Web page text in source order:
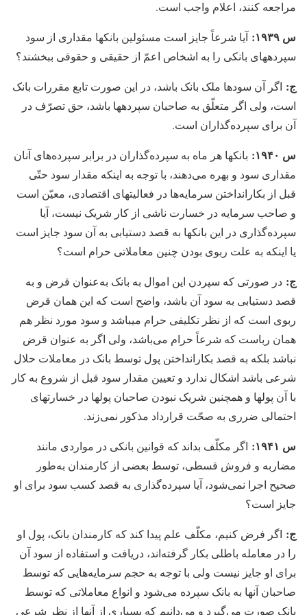
مراجعه کنند، اعلام واجب است.
س ۱۹۳۹:
آیا شرعاً جایز است مسئولین بانکها مقداری از سود
سپرده‏های بانکی را به اشخاص اعمّ از حقیقی و حقوقی ببخشند؟
ج: اگر آن سودها ملک بانک باشد، در این صورت تابع مقررات بانک
است، ولی اگر متعلّق به صاحبان سپرده‏ها باشد، حق تصرّف در
آن برای سپرده‌گذاران است.
س ۱۹۴۰:
بانکها هر ماه به سپرده‏‌گذاران در برابر سپرده‏‌های آنان
مقداری سود و بهره می‏‌دهند، با توجه به اینکه مقدار سود حتّی
قبل از بکارانداختن سرمایه‏‌ها در فعالیتهای اقتصادی، معیّن است
و صاحب سرمایه در خسارت ناشی از کار شریک نیست، آیا
سپرده‏‌گذاری در این بانکها به قصد دستیابی به آن سود جایز است
یا اینکه به علت ربوی بودن چنین معاملاتی حرام است؟
ج: در صورتی که سپردن این اموال به بانک به‌عنوان قرض و به
قصد دستیابی به سود آن باشد، واضح است که این همان قرض
ربوی است که از نظر تکلیفی حرام می‏باشد و سود مورد نظر هم
همان رباست که شرعاً حرام می‏‌باشد، ولی اگر به عنوان قرض
نباشد بلکه به قصد بکارانداختن پول توسط بانک در معاملات حلال
شرعی باشد اشکال ندارد و تعیین مقدار سود قبل از شروع به کار
با آن پولها و همچنین شریک نبودن صاحبان پولها در خسارتهای
احتمالی ضرری به صحّت‏ قرارداد مذکور نمی‏‌زند.
س ۱۹۴۱:
اگر مکلّف بداند که قوانین بانکی در مواردی مانند
مضاربه و فروش قسطی، توسط بعضی از کارمندان به‌طور
صحیح اجرا نمی‏‌شود، آیا سپرده‏‌گذاری به قصد کسب سود برای او
جایز است؟
ج: اگر فرض کنیم، مکلّف علم پیدا کند که کارمندان بانک، پول او
را در معامله باطلی بکار گرفته‏‌اند، دریافت و استفاده از سود آن
برای او جایز نیست ولی با توجه به حجم سرمایه‏‌هایی که توسط
صاحبان آنها به بانک سپرده می‏‌شود و انواع معاملاتی که توسط
بانک صورت می‏‌گیرد و می‏‌دانیم که بسیاری از آنها از نظر شرعی